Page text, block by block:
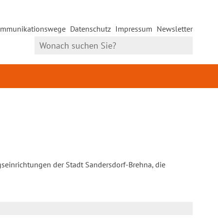
Datenschutz Impressum Newsletter
der Stadt Sandersdorf-Brehna, die